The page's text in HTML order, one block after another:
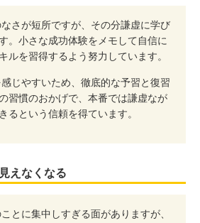
なさが短所ですが、その分謙虚に学び
。小さな成功体験をメモして自信に
ルを習得するよう努力しています。
じやすいため、徹底的な予習と復習
習慣のおかげで、本番では謙虚なが
るという信頼を得ています。
えなくなる
とに集中しすぎる面がありますが、